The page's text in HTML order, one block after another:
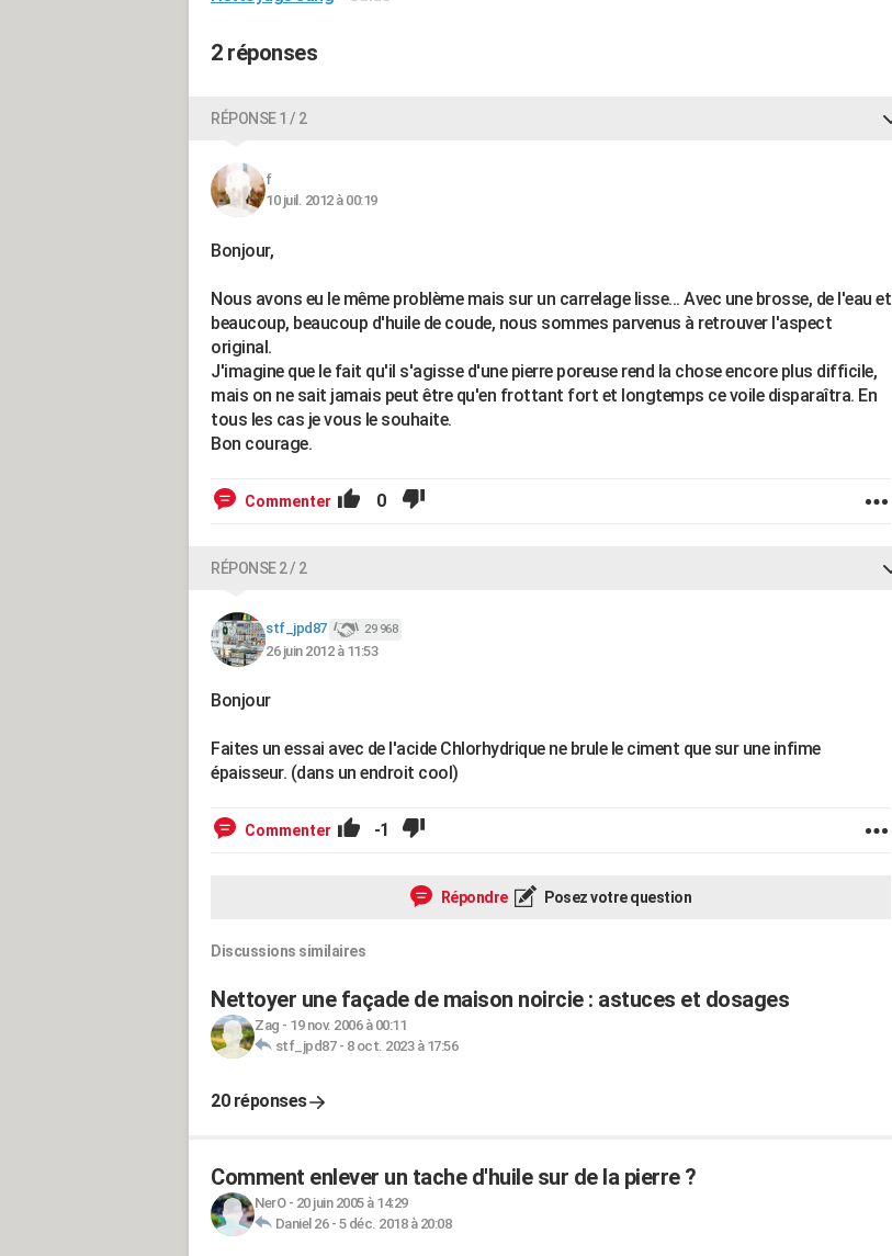
2 réponses
RÉPONSE 1 / 2
f
10 juil. 2012 à 00:19
Bonjour,
Nous avons eu le même problème mais sur un carrelage lisse... Avec une brosse, de l'eau et
beaucoup, beaucoup d'huile de coude, nous sommes parvenus à retrouver l'aspect
original.
J'imagine que le fait qu'il s'agisse d'une pierre poreuse rend la chose encore plus difficile,
mais on ne sait jamais peut être qu'en frottant fort et longtemps ce voile disparaîtra. En
tous les cas je vous le souhaite.
Bon courage.
Commenter 0
RÉPONSE 2 / 2
stf_jpd87 29 968
26 juin 2012 à 11:53
Bonjour
Faites un essai avec de l'acide Chlorhydrique ne brule le ciment que sur une infime
épaisseur. (dans un endroit cool)
Commenter -1
Répondre Posez votre question
Discussions similaires
Nettoyer une façade de maison noircie : astuces et dosages
Zag - 19 nov. 2006 à 00:11
stf_jpd87- 8 oct. 2023 à 17:56
20 réponses
Comment enlever un tache d'huile sur de la pierre ?
NerO- 20 juin 2005 à 14:29
Daniel 26- 5 déc. 2018 à 20:08